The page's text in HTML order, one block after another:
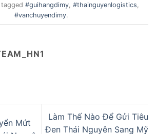
#guihangdimy #thainguyenlogistics
#vanchuyendimy.
Mứt
Làm Thế Nào Để Gửi Tiêu
Đen Thái Nguyên Sang Mỹ